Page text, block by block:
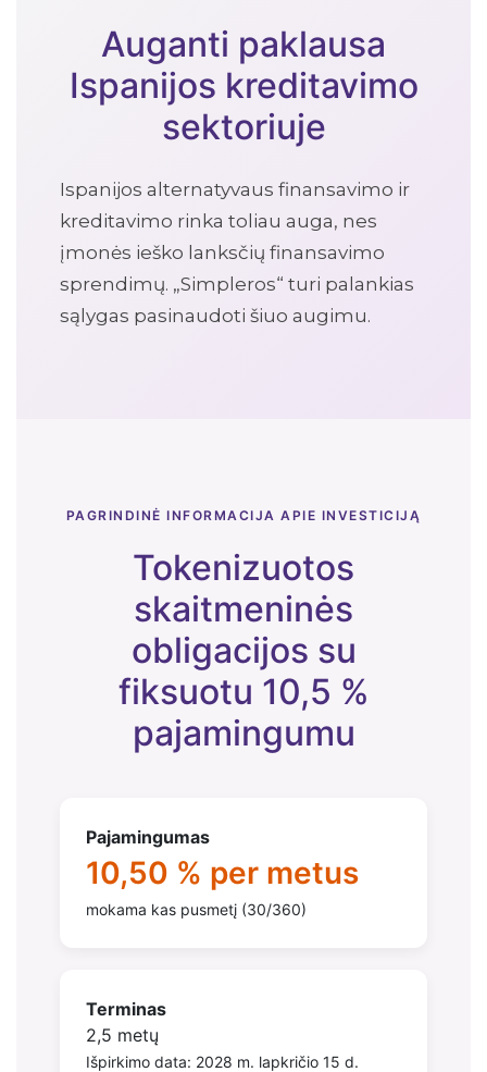
Auganti paklausa
Ispanijos kreditavimo
sektoriuje
Ispanijos alternatyvaus finansavimo ir
kreditavimo rinka toliau auga, nes
įmonės ieško lanksčių finansavimo
sprendimų. „Simpleros“ turi palankias
sąlygas pasinaudoti šiuo augimu.
PAGRINDINĖ INFORMACIJA APIE INVESTICIJĄ
Tokenizuotos
skaitmeninės
obligacijos su
fiksuotu 10,5 %
pajamingumu
Pajamingumas
10,50 % per metus
mokama kas pusmetį (30/360)
Terminas
2,5 metų
Išpirkimo data: 2028 m. lapkričio 15 d.